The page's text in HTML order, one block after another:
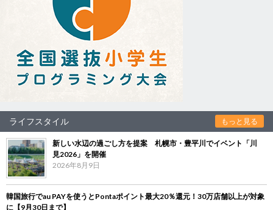
ライフスタイル もっと見る
新しい水辺の過ごし方を提案 札幌市・豊平川でイベント「川
見2026」を開催
2026年8月9日
韓国旅行でau PAYを使うとPontaポイント最大20％還元！30万店舗以上が対象
に【9月30日まで】